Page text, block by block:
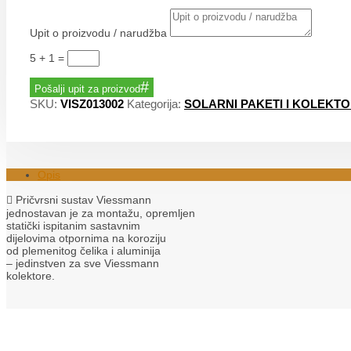
Upit o proizvodu / narudžba
5 + 1 =
Pošalji upit za proizvod
SKU: VISZ013002 Kategorija: SOLARNI PAKETI I
Opis
 Pričvrsni sustav Viessmann
jednostavan je za montažu, opremljen
statički ispitanim sastavnim
dijelovima otpornima na koroziju
od plemenitog čelika i aluminija
– jedinstven za sve Viessmann
kolektore.